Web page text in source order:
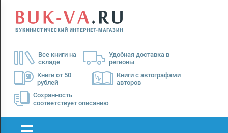
Все книги на
складе
Удобная доставка в
регионы
Книги от 50
рублей
Книги с автографами
авторов
Сохранность
соответствует описанию
Menu
Доставка
Оплата